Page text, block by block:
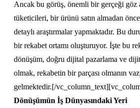
Ancak bu görüş, önemli bir gerçeği göz
tüketicileri, bir ürünü satın almadan
detaylı araştırmalar yapmaktadır. Bu
bir rekabet ortamı oluşturuyor. İşte bu
dönüşüm, doğru dijital pazarlama ve
olmak, rekabetin bir parçası olmanın
gelmektedir.[/
Dönüşümün İş Dünyasındaki Yeri